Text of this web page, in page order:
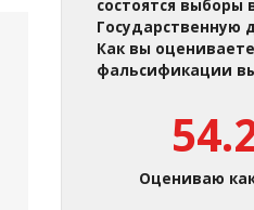
состоятся выборы
Государственную
Как вы
фальсификации
Оцениваю